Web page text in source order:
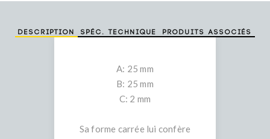
Description Spéc. technique Produits associés
A: 25 mm
B: 25 mm
C: 2 mm
Sa forme carrée lui confère